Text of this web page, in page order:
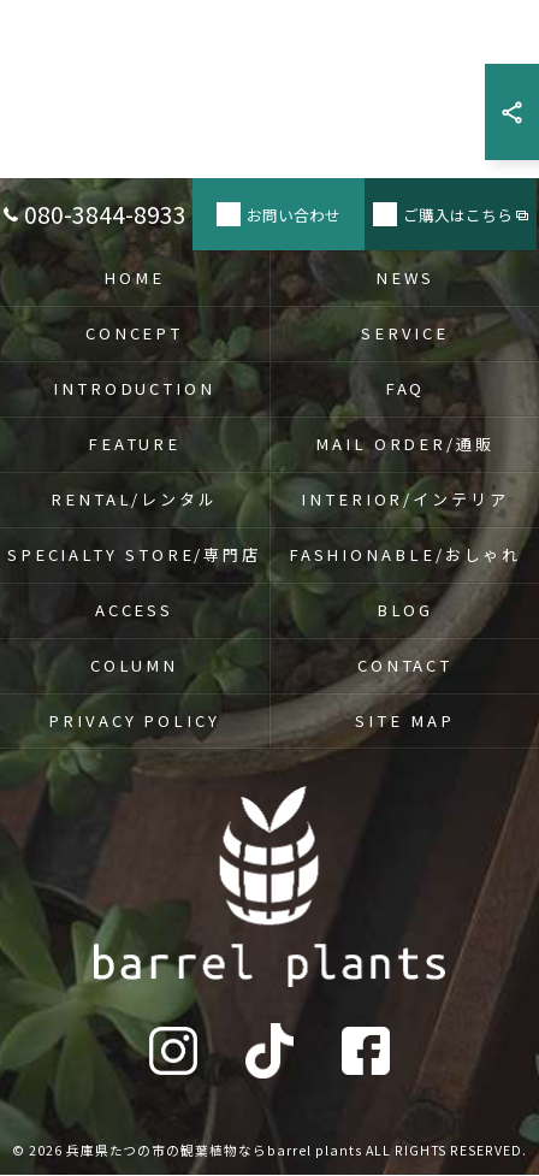
080-3844-8933 お問い合わせ ご購入はこちら
HOME NEWS
CONCEPT SERVICE
INTRODUCTION FAQ
FEATURE MAIL ORDER/通販
RENTAL/レンタル INTERIOR/インテリア
SPECIALTY STORE/専門店 FASHIONABLE/おしゃれ
ACCESS BLOG
COLUMN CONTACT
PRIVACY POLICY SITE MAP
© 2026 兵庫県たつの市の観葉植物ならbarrel plants ALL RIGHTS RESERVED.